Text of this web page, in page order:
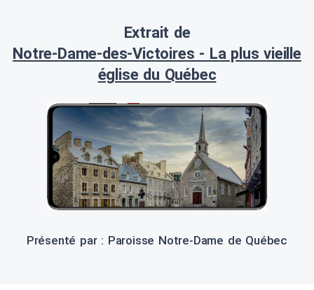
Extrait de
Notre-Dame-des-Victoires - La plus vieille
église du Québec
Présenté par : Paroisse Notre-Dame de Québec